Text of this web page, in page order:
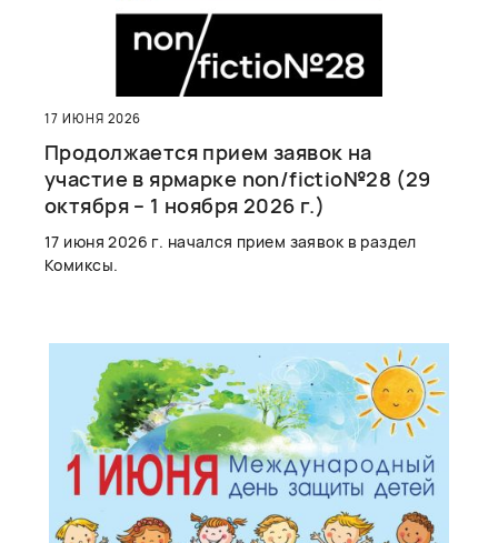
17 ИЮНЯ 2026
Продолжается прием заявок на
участие в ярмарке non/fictio№28 (29
октября – 1 ноября 2026 г.)
17 июня 2026 г. начался прием заявок в раздел
Комиксы.